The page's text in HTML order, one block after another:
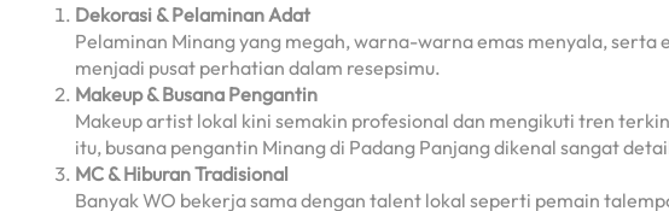
Dekorasi & Pelaminan Adat
Pelaminan Minang yang megah, warna-warna emas menyala,
menjadi pusat perhatian dalam resepsimu.
Makeup & Busana Pengantin
Makeup artist lokal kini semakin profesional dan mengikuti tren
itu, busana pengantin Minang di Padang Panjang dikenal sangat
MC & Hiburan Tradisional
Banyak WO bekerja sama dengan talent lokal seperti pemain